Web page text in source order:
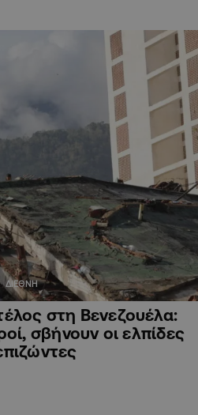
ΔΙΕΘΝΗ
στη Βενεζουέλα:
σβήνουν οι ελπίδες